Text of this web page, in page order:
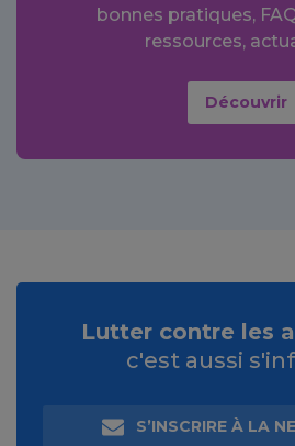
bonnes pratiques,
ressources,
Découvrir
Lutter contre les
c'est aussi
S’INSCRIRE À LA